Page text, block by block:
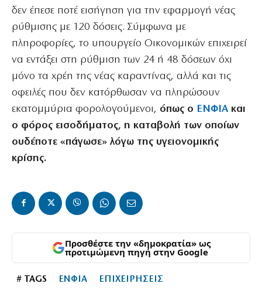
δεν έπεσε ποτέ εισήγηση για την εφαρμογή νέας
ρύθμισης με 120 δόσεις. Σύμφωνα με
πληροφορίες, το υπουργείο Οικονομικών επιχειρεί
να εντάξει στη ρύθμιση των 24 ή 48 δόσεων όχι
μόνο τα χρέη της νέας καραντίνας, αλλά και τις
οφειλές που δεν κατόρθωσαν να πληρώσουν
εκατομμύρια φορολογούμενοι, όπως ο ΕΝΦΙΑ και
ο φόρος εισοδήματος, η καταβολή των οποίων
ουδέποτε «πάγωσε» λόγω της υγειονομικής
κρίσης.
Προσθέστε την «δημοκρατία» ως
προτιμώμενη πηγή στην Google
# TAGS ΕΝΦΙΑ
ΕΠΙΧΕΙΡΗΣΕΙΣ